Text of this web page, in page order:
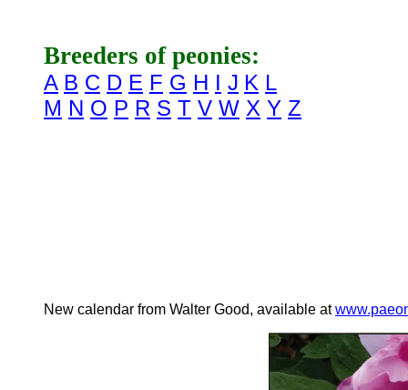
Breeders of peonies:
A B C D E F G H I J K L
M N O P R S T V W X Y Z
New calendar from Walter Good, available at